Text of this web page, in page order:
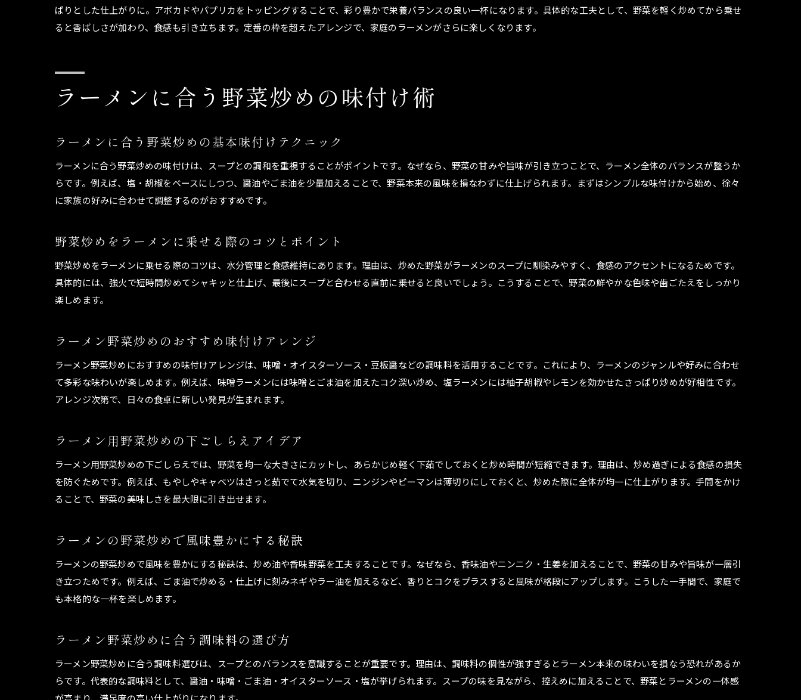
もやし入りラーメンで食感と風味をアップ
ラーメンの定番野菜もやしのアレンジ方法
ラーメンにもやしを合わせるおすすめ活用例
ラーメン用野菜の茹で方と食感アップ法
ラーメンに合う野菜ごとの最適な茹で時間
野菜を茹でてラーメンの具にする際のコツ
ラーメン野菜の下ごしらえで栄養を逃さない方法
醤油ラーメンに合う野菜選びのポイント
醤油ラーメンに合う野菜の選び方と理由
ラーメンの具におすすめの野菜リストを紹介
醤油ラーメンに合う野菜の組み合わせアイデア
ラーメンと野菜で味わう醤油スープの奥深さ
ぱりとした仕上がりに。アボカドやパプリカをトッピングすることで、彩り豊かで栄養バランスの良い一杯になります。具体的な工夫として、野菜を軽く炒めてから乗せ
ると香ばしさが加わり、食感も引き立ちます。定番の枠を超えたアレンジで、家庭のラーメンがさらに楽しくなります。
ラーメンに合う野菜炒めの味付け術
ラーメンに合う野菜炒めの基本味付けテクニック
ラーメンに合う野菜炒めの味付けは、スープとの調和を重視することがポイントです。なぜなら、野菜の甘みや旨味が引き立つことで、ラーメン全体のバランスが整うか
らです。例えば、塩・胡椒をベースにしつつ、醤油やごま油を少量加えることで、野菜本来の風味を損なわずに仕上げられます。まずはシンプルな味付けから始め、徐々
に家族の好みに合わせて調整するのがおすすめです。
野菜炒めをラーメンに乗せる際のコツとポイント
野菜炒めをラーメンに乗せる際のコツは、水分管理と食感維持にあります。理由は、炒めた野菜がラーメンのスープに馴染みやすく、食感のアクセントになるためです。
具体的には、強火で短時間炒めてシャキッと仕上げ、最後にスープと合わせる直前に乗せると良いでしょう。こうすることで、野菜の鮮やかな色味や歯ごたえをしっかり
楽しめます。
ラーメン野菜炒めのおすすめ味付けアレンジ
ラーメン野菜炒めにおすすめの味付けアレンジは、味噌・オイスターソース・豆板醤などの調味料を活用することです。これにより、ラーメンのジャンルや好みに合わせ
て多彩な味わいが楽しめます。例えば、味噌ラーメンには味噌とごま油を加えたコク深い炒め、塩ラーメンには柚子胡椒やレモンを効かせたさっぱり炒めが好相性です。
アレンジ次第で、日々の食卓に新しい発見が生まれます。
ラーメン用野菜炒めの下ごしらえアイデア
ラーメン用野菜炒めの下ごしらえでは、野菜を均一な大きさにカットし、あらかじめ軽く下茹でしておくと炒め時間が短縮できます。理由は、炒め過ぎによる食感の損失
を防ぐためです。例えば、もやしやキャベツはさっと茹でて水気を切り、ニンジンやピーマンは薄切りにしておくと、炒めた際に全体が均一に仕上がります。手間をかけ
ることで、野菜の美味しさを最大限に引き出せます。
ラーメンの野菜炒めで風味豊かにする秘訣
ラーメンの野菜炒めで風味を豊かにする秘訣は、炒め油や香味野菜を工夫することです。なぜなら、香味油やニンニク・生姜を加えることで、野菜の甘みや旨味が一層引
き立つためです。例えば、ごま油で炒める・仕上げに刻みネギやラー油を加えるなど、香りとコクをプラスすると風味が格段にアップします。こうした一手間で、家庭で
も本格的な一杯を楽しめます。
ラーメン野菜炒めに合う調味料の選び方
ラーメン野菜炒めに合う調味料選びは、スープとのバランスを意識することが重要です。理由は、調味料の個性が強すぎるとラーメン本来の味わいを損なう恐れがあるか
らです。代表的な調味料として、醤油・味噌・ごま油・オイスターソース・塩が挙げられます。スープの味を見ながら、控えめに加えることで、野菜とラーメンの一体感